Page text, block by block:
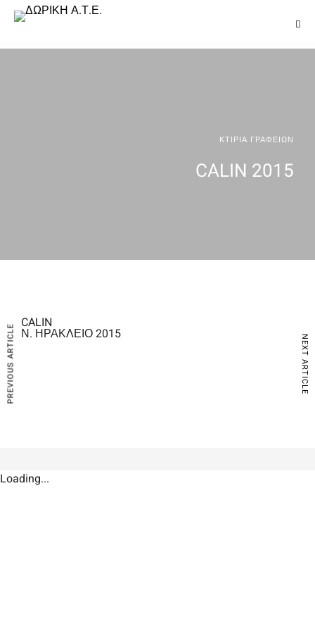
ΚΤΙΡΙΑ ΓΡΑΦΕΙΩΝ
CALIN 2015
CALIN
Ν. ΗΡΑΚΛΕΙΟ 2015
PREVIOUS ARTICLE NEXT ARTICLE
Loading...